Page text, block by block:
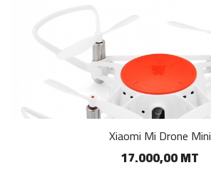
Xiaomi Mi Drone Mini
17.000,00 MT